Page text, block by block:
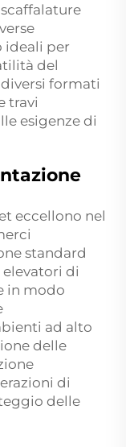
ideali per
del
formati
travi
esigenze di
eccellono nel
standard
di
in modo
ad alto
delle
di
delle